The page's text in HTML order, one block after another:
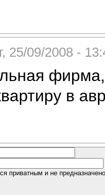
25/09/2008 -
фирма,
в
приватным и не